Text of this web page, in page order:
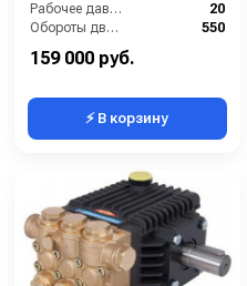
Рабочее давление (бар):
20
Обороты двигателя (об/мин):
550
159 000 руб.
⚡ В корзину